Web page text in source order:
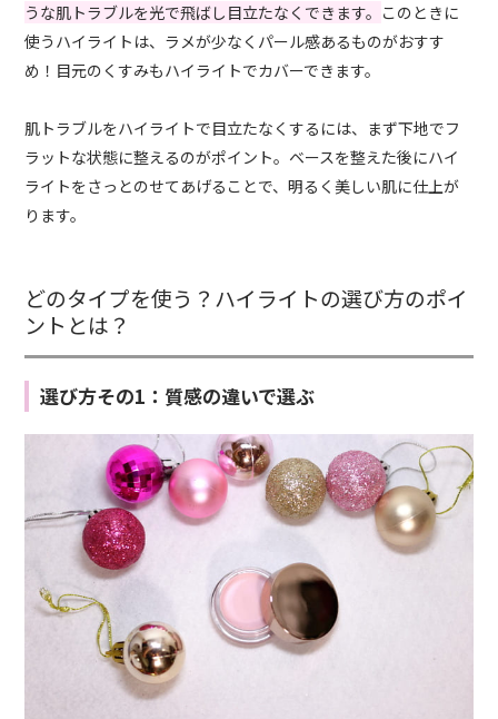
うな肌トラブルを光で飛ばし目立たなくできます。 このときに
使うハイライトは、ラメが少なくパール感あるものがおすす
め！目元のくすみもハイライトでカバーできます。
肌トラブルをハイライトで目立たなくするには、まず下地でフ
ラットな状態に整えるのがポイント。ベースを整えた後にハイ
ライトをさっとのせてあげることで、明るく美しい肌に仕上が
ります。
どのタイプを使う？ハイライトの選び方のポイ
ントとは？
選び方その1：質感の違いで選ぶ